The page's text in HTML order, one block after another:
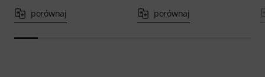
porównaj porównaj